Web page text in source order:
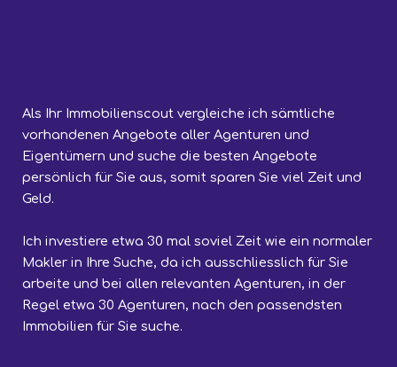
Als Ihr Immobilienscout vergleiche ich sämtliche
vorhandenen Angebote aller Agenturen und
Eigentümern und suche die besten Angebote
persönlich für Sie aus, somit sparen Sie viel Zeit und
Geld.
Ich investiere etwa 30 mal soviel Zeit wie ein normaler
Makler in Ihre Suche, da ich ausschliesslich für Sie
arbeite und bei allen relevanten Agenturen, in der
Regel etwa 30 Agenturen, nach den passendsten
Immobilien für Sie suche.